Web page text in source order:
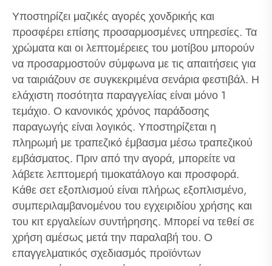
Υποστηρίζει μαζικές αγορές χονδρικής και
προσφέρει επίσης προσαρμοσμένες υπηρεσίες. Τα
χρώματα και οι λεπτομέρειες του μοτίβου μπορούν
να προσαρμοστούν σύμφωνα με τις απαιτήσεις για
να ταιριάζουν σε συγκεκριμένα σενάρια φεστιβάλ. Η
ελάχιστη ποσότητα παραγγελίας είναι μόνο 1
τεμάχιο. Ο κανονικός χρόνος παράδοσης
παραγωγής είναι λογικός. Υποστηρίζεται η
πληρωμή με τραπεζικό έμβασμα μέσω τραπεζικού
εμβάσματος. Πριν από την αγορά, μπορείτε να
λάβετε λεπτομερή τιμοκατάλογο και προσφορά.
Κάθε σετ εξοπλισμού είναι πλήρως εξοπλισμένο,
συμπεριλαμβανομένου του εγχειριδίου χρήσης και
του κιτ εργαλείων συντήρησης. Μπορεί να τεθεί σε
χρήση αμέσως μετά την παραλαβή του. Ο
επαγγελματικός σχεδιασμός προϊόντων